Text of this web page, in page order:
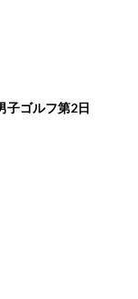
子ゴルフ第2日